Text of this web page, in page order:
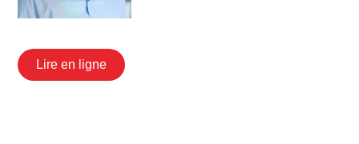
Lire en ligne